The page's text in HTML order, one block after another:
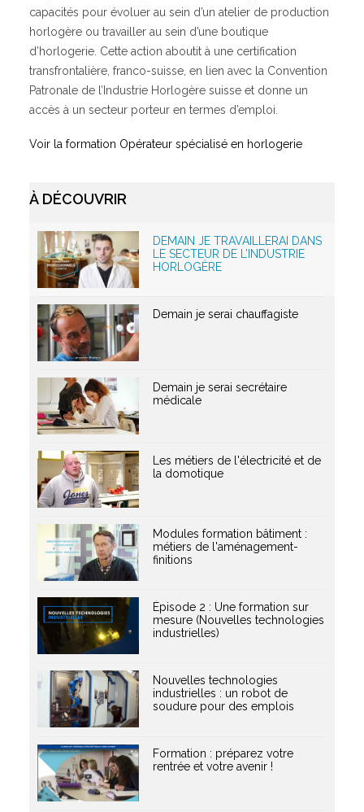
GRETA-CFA de Besançon
GRETA-CFA du Haut-Doubs
Nos offres d’emplois
capacités pour évoluer au sein d’un atelier de production
horlogère ou travailler au sein d’une boutique
d’horlogerie. Cette action aboutit à une certification
transfrontalière, franco-suisse, en lien avec la Convention
Patronale de l’Industrie Horlogère suisse et donne un
accès à un secteur porteur en termes d’emploi.
Voir la formation Opérateur spécialisé en horlogerie
À DÉCOUVRIR
DEMAIN JE TRAVAILLERAI DANS
LE SECTEUR DE L’INDUSTRIE
HORLOGÈRE
Demain je serai chauffagiste
Demain je serai secrétaire
médicale
Les métiers de l'électricité et de
la domotique
Modules formation bâtiment :
métiers de l'aménagement-
finitions
Épisode 2 : Une formation sur
mesure (Nouvelles technologies
industrielles)
Nouvelles technologies
industrielles : un robot de
soudure pour des emplois
Formation : préparez votre
rentrée et votre avenir !